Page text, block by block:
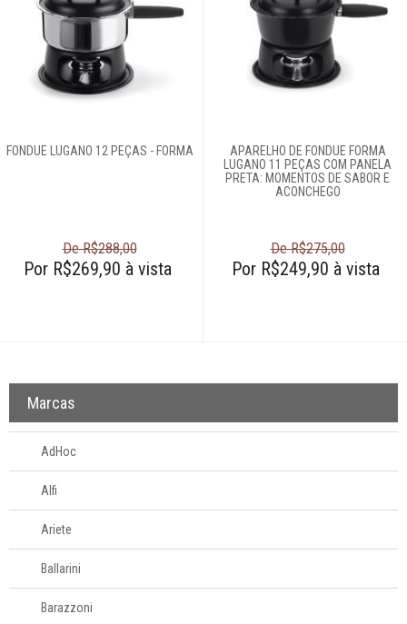
Fondue
Frigideiras e grills
Jogos de panelas
Panelas avulsas
Panelas wok
Rechaud
Cama e banho
Móveis
Decoração
Login
Criar conta
FONDUE LUGANO 12 PEÇAS - FORMA
De R$288,00
Por R$269,90 à vista
APARELHO DE FONDUE FORMA
LUGANO 11 PEÇAS COM PANELA
PRETA: MOMENTOS DE SABOR E
ACONCHEGO
De R$275,00
Por R$249,90 à vista
Marcas
AdHoc
Alfi
Ariete
Ballarini
Barazzoni